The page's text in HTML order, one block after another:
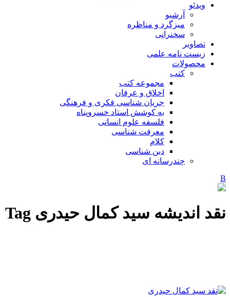
ویدئو
آرشیو
میزگرد و مناظره
سخنرانی
تصاویر
زیست نامه علمی
محصولات
کتب
مجموعه کتب
اخلاق و عرفان
جریان شناسی فکری و فرهنگی
به کوشش استاد خسروپناه
فلسفه علوم انسانی
معرفت شناسی
کلام
دین شناسی
چندرسانه ای
نقد اندیشه سید کمال حیدری Tag